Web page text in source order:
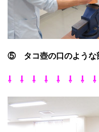
⑤ タコ壺の口のような
⇩ ⇩ ⇩ ⇩ ⇩ ⇩ ⇩